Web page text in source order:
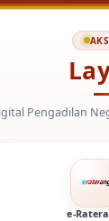
Tuban dan
e-